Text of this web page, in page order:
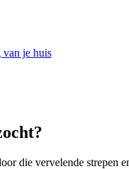
van je huis
die vervelende strepen